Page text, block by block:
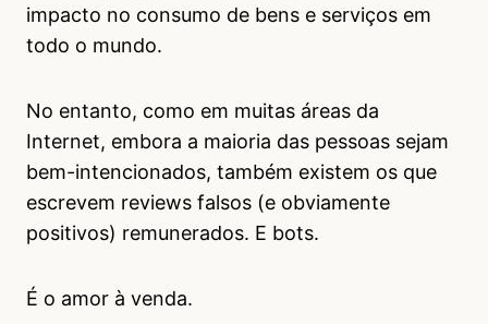
impacto no consumo de bens e serviços em
todo o mundo.
No entanto, como em muitas áreas da
Internet, embora a maioria das pessoas sejam
bem-intencionados, também existem os que
escrevem reviews falsos (e obviamente
positivos) remunerados. E bots.
É o amor à venda.